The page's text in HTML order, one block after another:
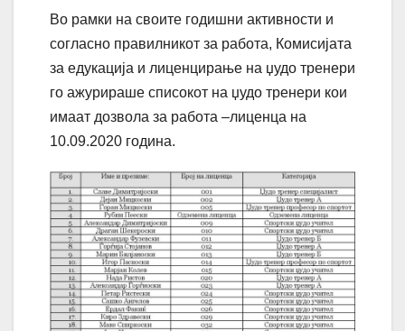
Во рамки на своите годишни активности и
согласно правилникот за работа, Комисијата
за едукација и лиценцирање на џудо тренери
го ажурираше списокот на џудо тренери кои
имаат дозвола за работа –лиценца на
10.09.2020 година.